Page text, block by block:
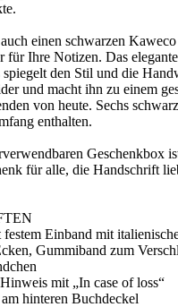
einen schwarzen
für Ihre Notizen. Das
den Stil und die
und macht ihn zu einem
von heute. Sechs
enthalten.
Geschenkbox
für alle, die Handschrift
Einband mit
Gummiband zum
mit „In case of loss“
hinteren Buchdeckel